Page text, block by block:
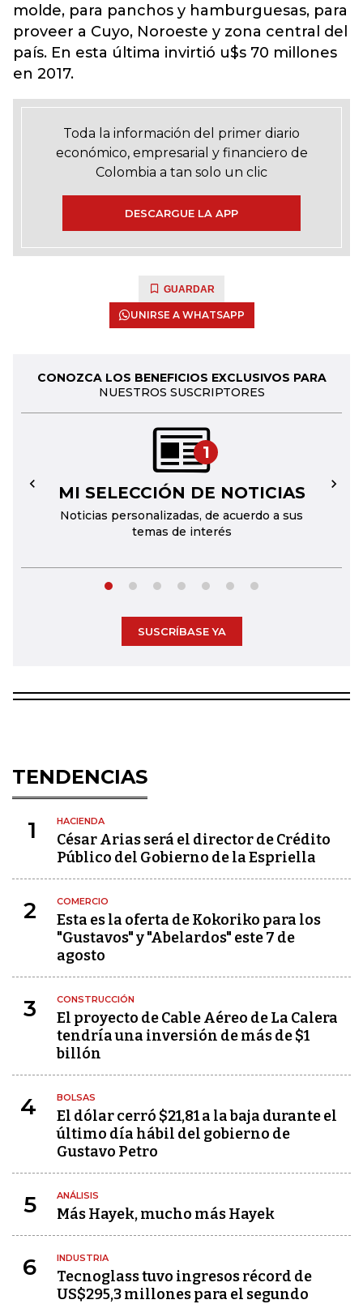
molde, para panchos y hamburguesas, para
proveer a Cuyo, Noroeste y zona central del
país. En esta última invirtió u$s 70 millones
en 2017.
Toda la información del primer diario
económico, empresarial y financiero de
Colombia a tan solo un clic
DESCARGUE LA APP
GUARDAR
UNIRSE A WHATSAPP
CONOZCA LOS BENEFICIOS EXCLUSIVOS PARA
NUESTROS SUSCRIPTORES
1
MI SELECCIÓN DE NOTICIAS
Noticias personalizadas, de acuerdo a sus
temas de interés
← →
SUSCRÍBASE YA
TENDENCIAS
1 HACIENDA
César Arias será el director de Crédito
Público del Gobierno de la Espriella
2 COMERCIO
Esta es la oferta de Kokoriko para los
"Gustavos" y "Abelardos" este 7 de
agosto
3 CONSTRUCCIÓN
El proyecto de Cable Aéreo de La Calera
tendría una inversión de más de $1
billón
4 BOLSAS
El dólar cerró $21,81 a la baja durante el
último día hábil del gobierno de
Gustavo Petro
5 ANÁLISIS
Más Hayek, mucho más Hayek
6 INDUSTRIA
Tecnoglass tuvo ingresos récord de
US$295,3 millones para el segundo